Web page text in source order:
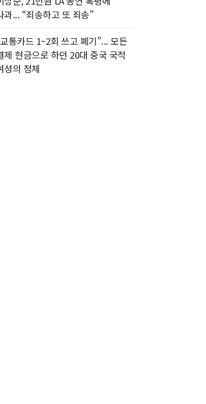
과... “죄송하고 또 죄송”
통카드 1~2회 쓰고 폐기”... 모든
제 현금으로 하던 20대 중국 국적
성의 정체